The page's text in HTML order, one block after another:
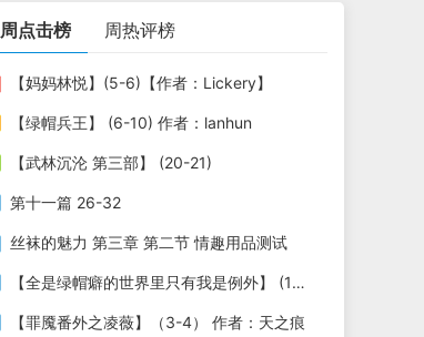
周点击榜 周热评榜
【妈妈林悦】(5-6)【作者：Lickery】
【绿帽兵王】 (6-10) 作者：lanhun
【武林沉沦 第三部】 (20-21)
第十一篇 26-32
丝袜的魅力 第三章 第二节 情趣用品测试
【全是绿帽癖的世界里只有我是例外】 (1-3) 作者：劫色司机
【罪魇番外之凌薇】（3-4） 作者：天之痕